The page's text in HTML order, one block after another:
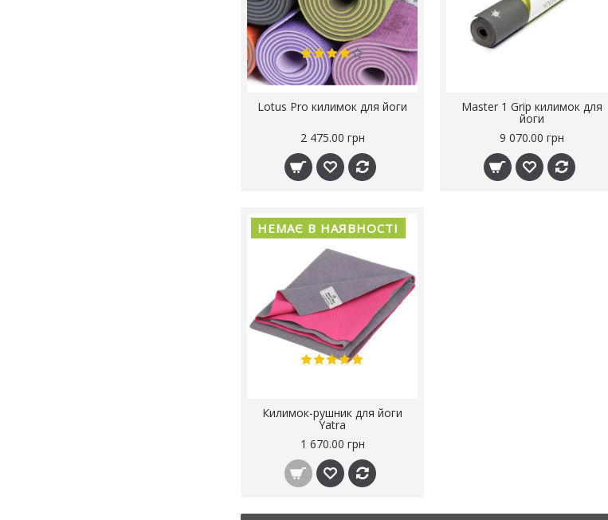
Lotus Pro килимок для йоги
2 475.00 грн
Master 1 Grip килимок для
йоги
9 070.00 грн
НЕМАЄ В НАЯВНОСТІ
Килимок-рушник для йоги
Yatra
1 670.00 грн